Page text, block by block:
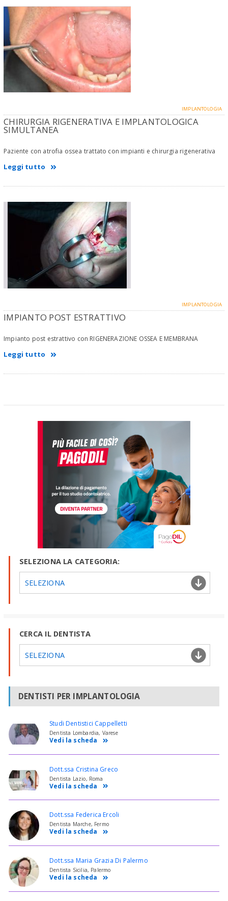
IMPLANTOLOGIA
CHIRURGIA RIGENERATIVA E IMPLANTOLOGICA
SIMULTANEA
Paziente con atrofia ossea trattato con impianti e chirurgia rigenerativa
Leggi tutto
IMPLANTOLOGIA
IMPIANTO POST ESTRATTIVO
Impianto post estrattivo con RIGENERAZIONE OSSEA E MEMBRANA
Leggi tutto
SELEZIONA LA CATEGORIA:
SELEZIONA
CERCA IL DENTISTA
SELEZIONA
DENTISTI PER IMPLANTOLOGIA
Studi Dentistici Cappelletti
Dentista Lombardia, Varese
Vedi la scheda
Dott.ssa Cristina Greco
Dentista Lazio, Roma
Vedi la scheda
Dott.ssa Federica Ercoli
Dentista Marche, Fermo
Vedi la scheda
Dott.ssa Maria Grazia Di Palermo
Dentista Sicilia, Palermo
Vedi la scheda